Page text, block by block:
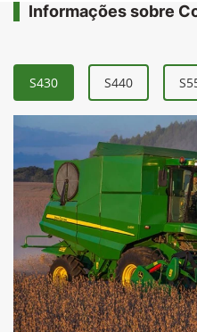
Informações sobre
S430 S440